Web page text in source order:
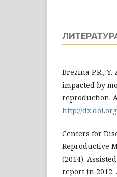
Brezina P.R.,
impacted by
reproduction.
http://
Centers for
Reproductive
(2014).
report in 2012.